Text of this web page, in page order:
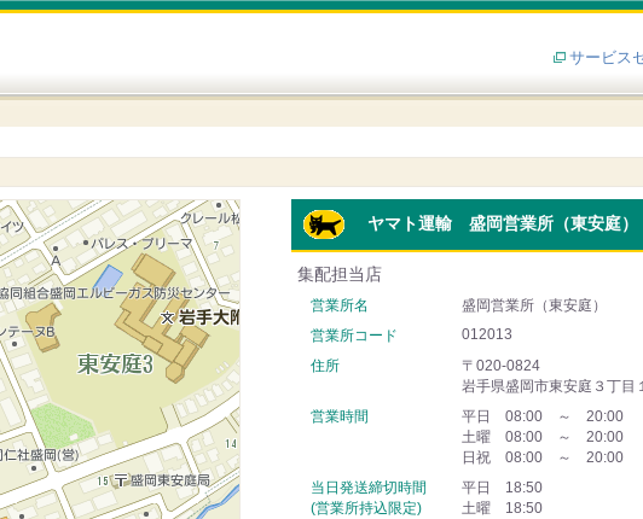
サービス
ヤマト運輸 盛岡営業所（東安庭）
集配担当店
営業所名
盛岡営業所（東安庭）
営業所コード
012013
住所
〒020-0824
岩手県盛岡市東安庭３丁目
営業時間
平日 08:00 ～ 20:00
土曜 08:00 ～ 20:00
日祝 08:00 ～ 20:00
当日発送締切時間
(営業所持込限定)
平日 18:50
土曜 18:50